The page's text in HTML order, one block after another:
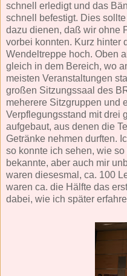
schnell erledigt und das
schnell befestigt. Dies
dazu dienen, daß wir ohne
vorbei konnten. Kurz hinter
Wendeltreppe hoch. Oben
gleich in dem Bereich, wo
meisten Veranstaltungen
großen Sitzungssaal des
meherere Sitzgruppen und
Verpflegungsstand mit drei
aufgebaut, aus denen die
Getränke nehmen durften.
so konnte ich sehen, wie
bekannte, aber auch mir
waren diesesmal, ca. 100
waren ca. die Hälfte das
dabei, wie ich später